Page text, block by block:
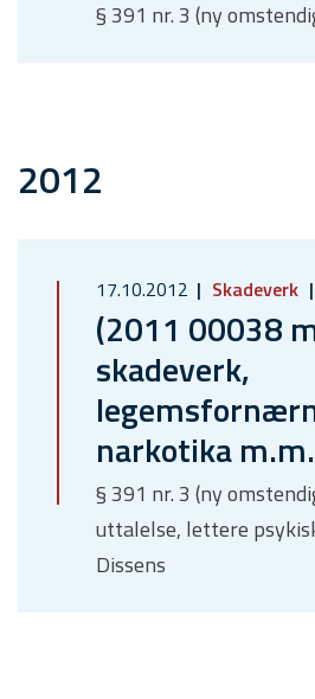
§ 391 nr. 3 (ny
2012
17.10.2012 Skadeverk
(2011 00038
skadeverk,
narkotika m.m.
§ 391 nr. 3 (ny
uttalelse, lettere
Dissens